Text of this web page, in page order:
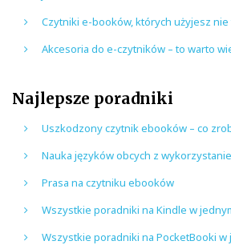
Czytniki e-booków, których użyjesz
Akcesoria do e-czytników – to warto
Najlepsze poradniki
Uszkodzony czytnik ebooków – co
Nauka języków obcych z
Prasa na czytniku ebooków
Wszystkie poradniki na Kindle w
Wszystkie poradniki na PocketBooki w